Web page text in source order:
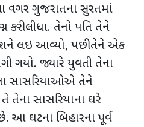
વગર ગુજરાતના સુરતમાં
કરી લીધા. તેનો પતિ તેને
લઇ આવ્યો, પછી તેને એક
ગયો. જ્યારે યુવતી તેના
સાસરિયાઓએ તેને
તે તેના સાસરિયાના ઘરે
આ ઘટના બિહારના પૂર્વ